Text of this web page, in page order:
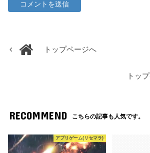
トップページへ
トッ
RECOMMEND こちらの記事も人気です。
アプリゲーム(リセマラ)